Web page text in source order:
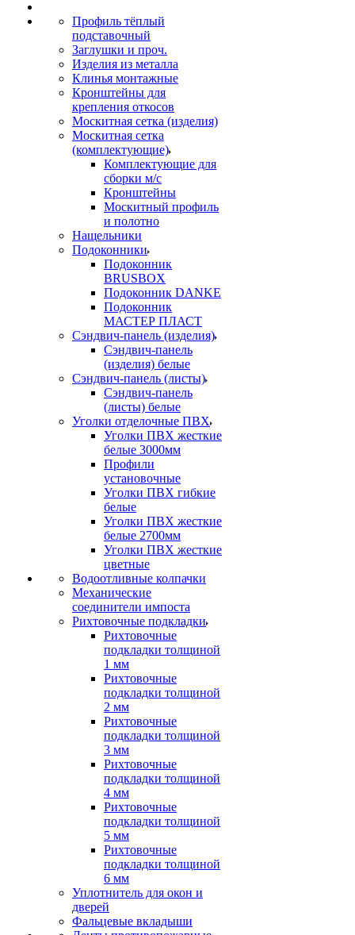
Профиль тёплый
подставочный
Заглушки и проч.
Изделия из металла
Клинья монтажные
Кронштейны для
крепления откосов
Москитная сетка (изделия)
Москитная сетка
(комплектующие)
Комплектующие для
сборки м/с
Кронштейны
Москитный профиль
и полотно
Нащельники
Подоконники
Подоконник
BRUSBOX
Подоконник DANKE
Подоконник
МАСТЕР ПЛАСТ
Сэндвич-панель (изделия)
Сэндвич-панель
(изделия) белые
Сэндвич-панель (листы)
Сэндвич-панель
(листы) белые
Уголки отделочные ПВХ
Уголки ПВХ жесткие
белые 3000мм
Профили
установочные
Уголки ПВХ гибкие
белые
Уголки ПВХ жесткие
белые 2700мм
Уголки ПВХ жесткие
цветные
Водоотливные колпачки
Механические
соединители импоста
Рихтовочные подкладки
Рихтовочные
подкладки толщиной
1 мм
Рихтовочные
подкладки толщиной
2 мм
Рихтовочные
подкладки толщиной
3 мм
Рихтовочные
подкладки толщиной
4 мм
Рихтовочные
подкладки толщиной
5 мм
Рихтовочные
подкладки толщиной
6 мм
Уплотнитель для окон и
дверей
Фальцевые вкладыши